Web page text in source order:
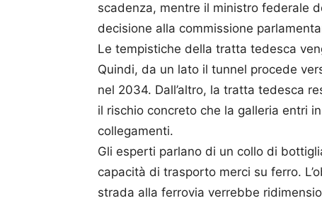
scadenza, mentre il ministro federale
decisione alla commissione
Le tempistiche della tratta tedesca
Quindi, da un lato il tunnel procede
nel 2034. Dall’altro, la tratta tedesca
il rischio concreto che la galleria entri
collegamenti.
Gli esperti parlano di un collo di
capacità di trasporto merci su ferro.
strada alla ferrovia verrebbe